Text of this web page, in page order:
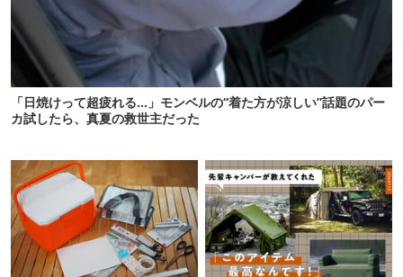
「日焼けって超疲れる…」モンベルの“着た方が涼しい”話題のパー
カ試したら、真夏の救世主だった